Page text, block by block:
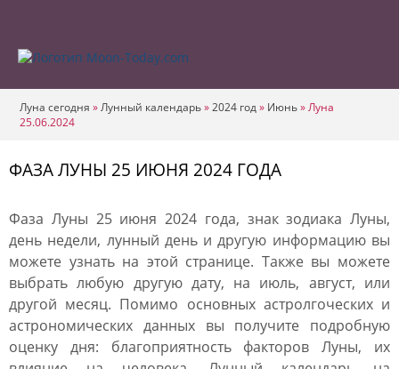
Луна сегодня »Лунный календарь»2024 год» Июнь»Луна
25.06.2024
ФАЗА ЛУНЫ 25 ИЮНЯ 2024 ГОДА
Фаза Луны 25 июня 2024 года, знак зодиака Луны,
день недели, лунный день и другую информацию вы
можете узнать на этой странице. Также вы можете
выбрать любую другую дату, на июль, август, или
другой месяц. Помимо основных астролгоческих и
астрономических данных вы получите подробную
оценку дня: благоприятность факторов Луны, их